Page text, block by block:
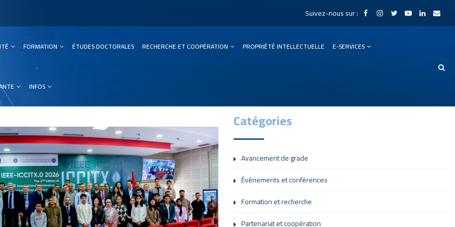
Suivez-nous sur :
FORMATION ÉTUDES DOCTORALES RECHERCHE ET COOPÉRATION PROPRIÉTÉ INTELLECTUELLE E-SERVICES
INFOS
Catégories
Avancement de grade
Événements et conférences
Formation et recherche
Partenariat et coopération